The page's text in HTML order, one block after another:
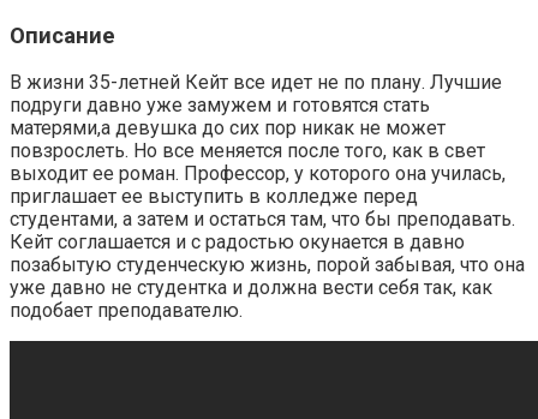
Описание
В жизни 35-летней Кейт все идет не по плану. Лучшие
подруги давно уже замужем и готовятся стать
матерями,а девушка до сих пор никак не может
повзрослеть. Но все меняется после того, как в свет
выходит ее роман. Профессор, у которого она училась,
приглашает ее выступить в колледже перед
студентами, а затем и остаться там, что бы преподавать.
Кейт соглашается и с радостью окунается в давно
позабытую студенческую жизнь, порой забывая, что она
уже давно не студентка и должна вести себя так, как
подобает преподавателю.